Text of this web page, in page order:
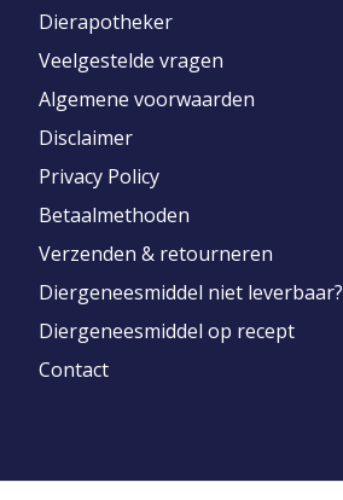
Dierapotheker
Veelgestelde vragen
Algemene voorwaarden
Disclaimer
Privacy Policy
Betaalmethoden
Verzenden & retourneren
Diergeneesmiddel niet leverbaar?
Diergeneesmiddel op recept
Contact